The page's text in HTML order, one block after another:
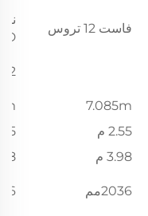
فاست 12 تروس
7.085m
2.55 م
3.98 م
2036مم